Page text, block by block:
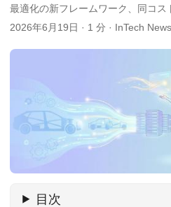
最適化の新フレームワーク、同コス
2026年6月19日 · 1 分 · InTech News
目次